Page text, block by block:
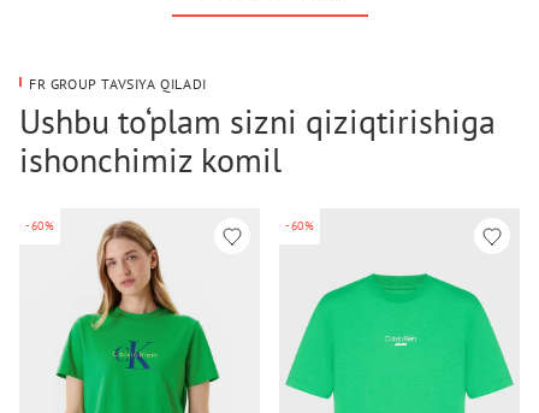
FR GROUP TAVSIYA QILADI
Ushbu to‘plam sizni qiziqtirishiga
ishonchimiz komil
-60% -60%